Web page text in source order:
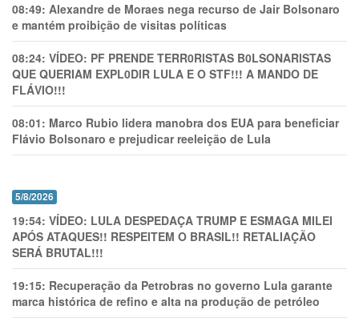
08:49: Alexandre de Moraes nega recurso de Jair Bolsonaro
e mantém proibição de visitas políticas
08:24: VÍDEO: PF PRENDE TERR0RlSTAS B0LSONARlSTAS
QUE QUERIAM EXPL0DlR LULA E O STF!!! A MANDO DE
FLÁVIO!!!
08:01: Marco Rubio lidera manobra dos EUA para beneficiar
Flávio Bolsonaro e prejudicar reeleição de Lula
5/8/2026
19:54: VÍDEO: LULA DESPEDAÇA TRUMP E ESMAGA MILEI
APÓS ATAQUES!! RESPEITEM O BRASIL!! RETALIAÇÃO
SERÁ BRUTAL!!!
19:15: Recuperação da Petrobras no governo Lula garante
marca histórica de refino e alta na produção de petróleo